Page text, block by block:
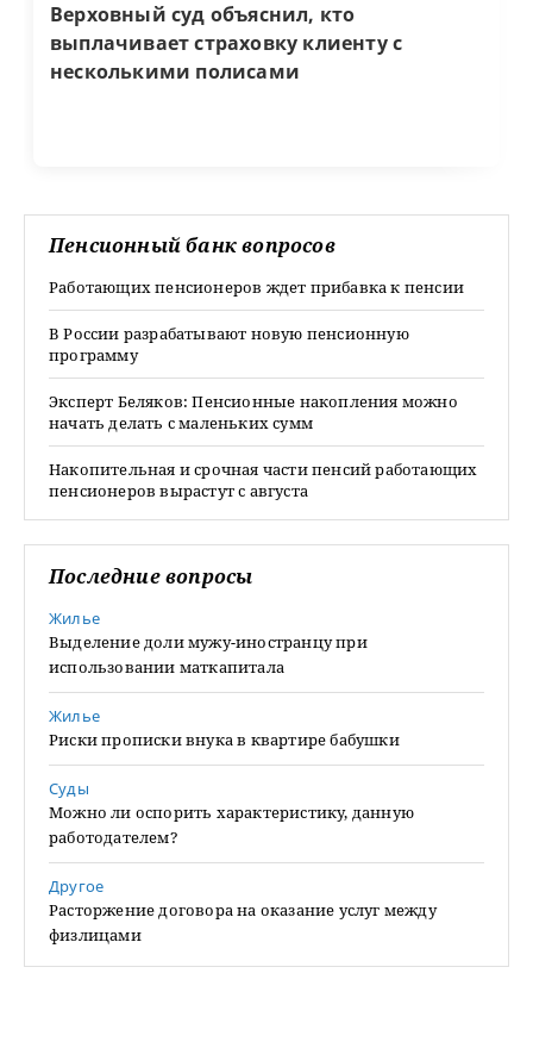
Верховный суд объяснил, кто
выплачивает страховку клиенту с
несколькими полисами
Пенсионный банк вопросов
Работающих пенсионеров ждет прибавка к пенсии
В России разрабатывают новую пенсионную
программу
Эксперт Беляков: Пенсионные накопления можно
начать делать с маленьких сумм
Накопительная и срочная части пенсий работающих
пенсионеров вырастут с августа
Последние вопросы
Жилье
Выделение доли мужу-иностранцу при
использовании маткапитала
Жилье
Риски прописки внука в квартире бабушки
Суды
Можно ли оспорить характеристику, данную
работодателем?
Другое
Расторжение договора на оказание услуг между
физлицами